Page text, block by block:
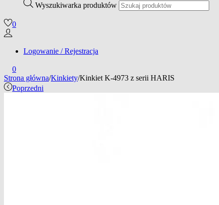
Wyszukiwarka produktów
0
Logowanie / Rejestracja
0
Strona główna/Kinkiety/Kinkiet K-4973 z serii HARIS
Poprzedni